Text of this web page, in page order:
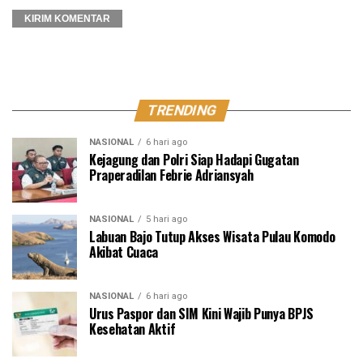
TRENDING
NASIONAL 6 hari ago
Kejagung dan Polri Siap Hadapi Gugatan
Praperadilan Febrie Adriansyah
NASIONAL 5 hari ago
Labuan Bajo Tutup Akses Wisata Pulau Komodo
Akibat Cuaca
NASIONAL 6 hari ago
Urus Paspor dan SIM Kini Wajib Punya BPJS
Kesehatan Aktif